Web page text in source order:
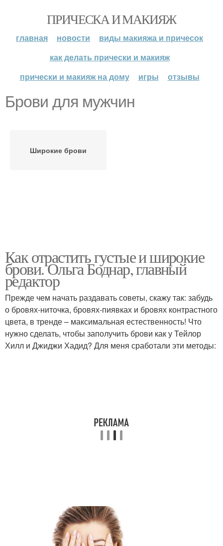
ПРИЧЕСКА И МАКИЯЖ
главная новости
виды макияжа и причесок
как делать прически и макияж
прически и макияж на дому
игры отзывы
Брови для мужчин
Широкие брови
Как отрастить густые и широкие
брови. Ольга Боднар, главный
редактор
Прежде чем начать раздавать советы, скажу так: забудь
о бровях-ниточка, бровях-пиявках и бровях контрастного
цвета, в тренде – максимальная естественность! Что
нужно сделать, чтобы заполучить брови как у Тейлор
Хилл и Джиджи Хадид? Для меня сработали эти методы: